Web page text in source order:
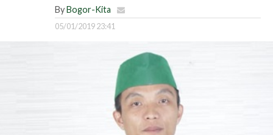
By Bogor-Kita
05/01/2019 23:41